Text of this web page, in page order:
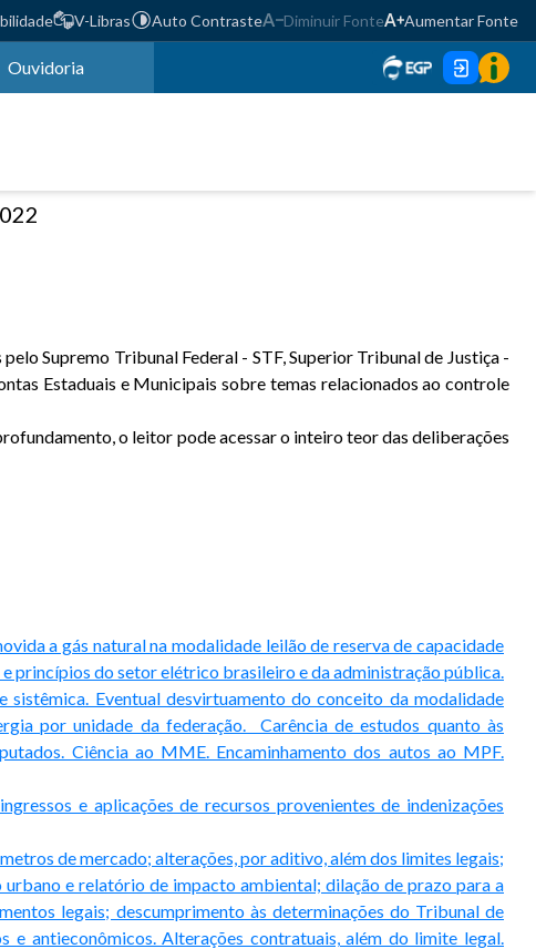
V-Libras Auto Contraste Diminuir Fonte Aumentar Fonte
Ouvidoria
Supremo Tribunal Federal - STF, Superior Tribunal de Justiça -
Estaduais e Municipais sobre temas relacionados ao controle
o leitor pode acessar o inteiro teor das deliberações
a gás natural na modalidade leilão de reserva de capacidade
princípios do setor elétrico brasileiro e da administração pública.
Eventual desvirtuamento do conceito da modalidade
por unidade da federação. Carência de estudos quanto às
Ciência ao MME. Encaminhamento dos autos ao MPF.
e aplicações de recursos provenientes de indenizações
de mercado; alterações, por aditivo, além dos limites legais;
e relatório de impacto ambiental; dilação de prazo para a
legais; descumprimento às determinações do Tribunal de
antieconômicos. Alterações contratuais, além do limite legal.